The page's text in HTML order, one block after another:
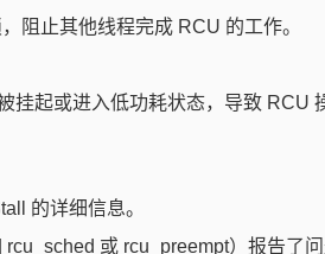
阻止其他线程完成 RCU 的工作。
挂起或进入低功耗状态，导致 RCU
的详细信息。
或 rcu_preempt）报告了